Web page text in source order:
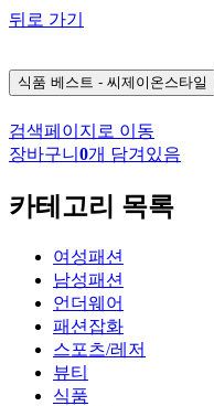
뒤로 가기
식품 베스트 - 씨제이온스타일
검색페이지로 이동
장바구니 0개 담겨있음
카테고리 목록
여성패션
남성패션
언더웨어
패션잡화
스포츠/레저
뷰티
식품